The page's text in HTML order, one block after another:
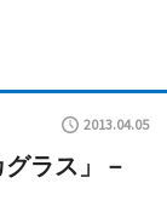
2013.04.05
ラス」－